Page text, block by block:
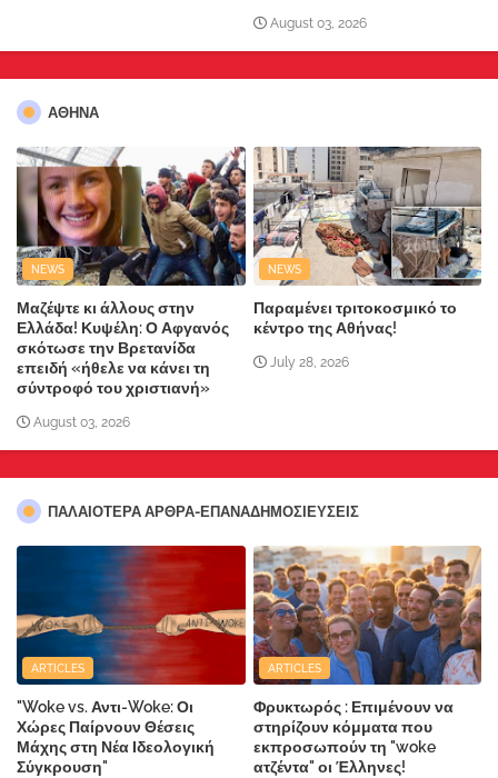
August 03, 2026
ΑΘΗΝΑ
NEWS
Μαζέψτε κι άλλους στην
Ελλάδα! Κυψέλη: Ο Αφγανός
σκότωσε την Βρετανίδα
επειδή «ήθελε να κάνει τη
σύντροφό του χριστιανή»
August 03, 2026
NEWS
Παραμένει τριτοκοσμικό το
κέντρο της Αθήνας!
July 28, 2026
ΠΑΛΑΙΟΤΕΡΑ ΑΡΘΡΑ-ΕΠΑΝΑΔΗΜΟΣΙΕΥΣΕΙΣ
ARTICLES
"Woke vs. Αντι-Woke: Οι
Χώρες Παίρνουν Θέσεις
Μάχης στη Νέα Ιδεολογική
Σύγκρουση"
ARTICLES
Φρυκτωρός : Επιμένουν να
στηρίζουν κόμματα που
εκπροσωπούν τη "woke
ατζέντα" οι Έλληνες!